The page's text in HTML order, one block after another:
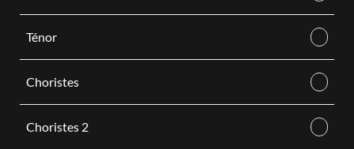
Ténor
Choristes
Choristes 2